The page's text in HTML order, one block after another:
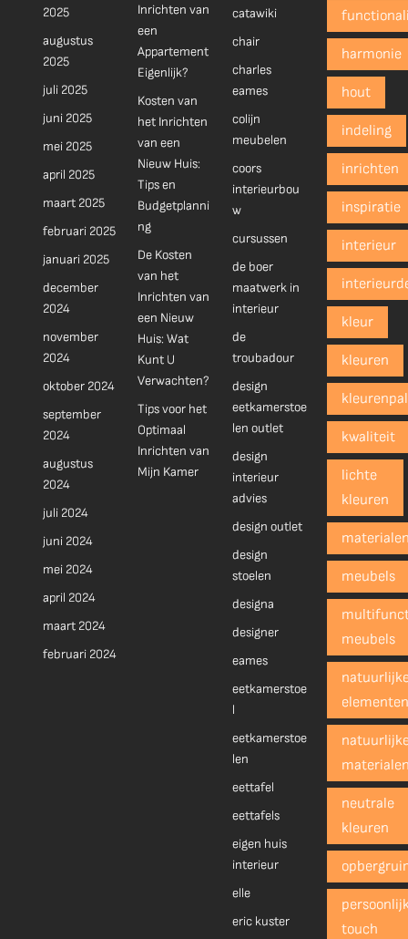
2025
augustus
2025
juli 2025
juni 2025
mei 2025
april 2025
maart 2025
februari 2025
januari 2025
december
2024
november
2024
oktober 2024
september
2024
augustus
2024
juli 2024
juni 2024
mei 2024
april 2024
maart 2024
februari 2024
Inrichten van
een
Appartement
Eigenlijk?
Kosten van
het Inrichten
van een
Nieuw Huis:
Tips en
Budgetplanni
ng
De Kosten
van het
Inrichten van
een Nieuw
Huis: Wat
Kunt U
Verwachten?
Tips voor het
Optimaal
Inrichten van
Mijn Kamer
catawiki
chair
charles
eames
colijn
meubelen
coors
interieurbou
w
cursussen
de boer
maatwerk in
interieur
de
troubadour
design
eetkamerstoe
len outlet
design
interieur
advies
design outlet
design
stoelen
designa
designer
eames
eetkamerstoe
l
eetkamerstoe
len
eettafel
eettafels
eigen huis
interieur
elle
eric kuster
harmonie
hout
indeling
inrichten
inspiratie
interieur
kleur
kleuren
kwaliteit
lichte
kleuren
meubels
meubels
neutrale
kleuren
touch